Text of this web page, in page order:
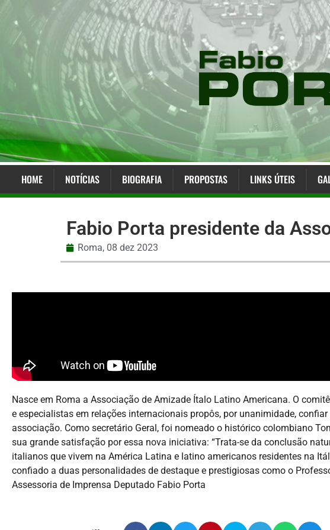
HOME NOTÍCIAS BIOGRAFIA PROPOSTAS LINKS ÚTEIS
Fabio Porta presidente da
Roma, 08 dez 2023
Nasce em Roma a Associação de Amizade Ítalo Latino Americana. O
e especialistas em relações internacionais propôs, por unanimidade,
associação. Como secretário Geral, foi nomeado o histórico colombiano
sua grande satisfação por essa nova iniciativa: “Trata-se da conclusão
italianos que vivem na América Latina e latino americanos residentes na
confiado a duas personalidades de destaque e prestigiosas como o
Assessoria de Imprensa Deputado Fabio Porta